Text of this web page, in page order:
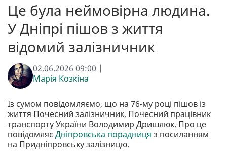
Це була неймовірна людина.
У Дніпрі пішов з життя
відомий залізничник
02.06.2026 09:00 |
Марія Козкіна
Із сумом повідомляємо, що на 76-му році пішов із
життя Почесний залізничник, Почесний працівник
транспорту України Володимир Дришлюк. Про це
повідомляєДніпровська порадниця з посиланням
на Придніпровську залізницю.